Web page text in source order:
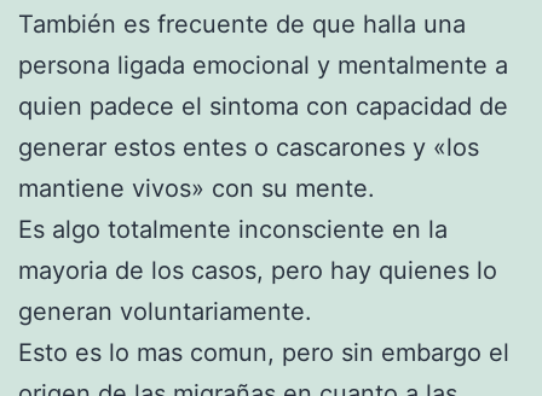
También es frecuente de que halla una
persona ligada emocional y mentalmente a
quien padece el sintoma con capacidad de
generar estos entes o cascarones y «los
mantiene vivos» con su mente.
Es algo totalmente inconsciente en la
mayoria de los casos, pero hay quienes lo
generan voluntariamente.
Esto es lo mas comun, pero sin embargo el